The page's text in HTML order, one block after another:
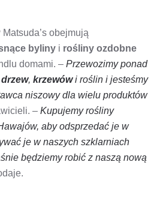
obejmują
byliny i rośliny ozdobne
domami. – Przewozimy ponad
drzew, krzewówi roślin i jesteśmy
niszowy dla wielu produktów
– Kupujemy rośliny
aby odsprzedać je w
je w naszych szklarniach
będziemy robić z naszą nową